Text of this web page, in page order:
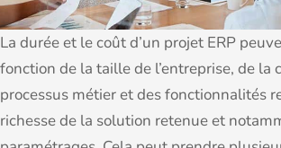
La durée et le coût d’un projet ERP
fonction de la taille de l’entreprise, de la
processus métier et des fonctionnalités
richesse de la solution retenue et